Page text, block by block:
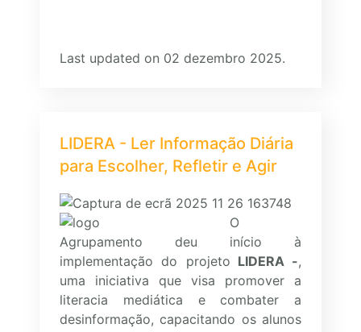
Last updated on 02 dezembro 2025.
LIDERA - Ler Informação Diária
para Escolher, Refletir e Agir
O
Agrupamento deu início à
implementação do projeto LIDERA -,
uma iniciativa que visa promover a
literacia mediática e combater a
desinformação, capacitando os alunos